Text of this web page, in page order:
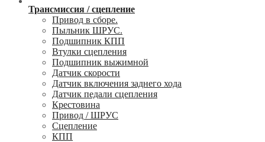
Трансмиссия / сцепление
Привод в сборе.
Пыльник ШРУС.
Подшипник КПП
Втулки сцепления
Подшипник выжимной
Датчик скорости
Датчик включения заднего хода
Датчик педали сцепления
Крестовина
Привод / ШРУС
Сцепление
КПП